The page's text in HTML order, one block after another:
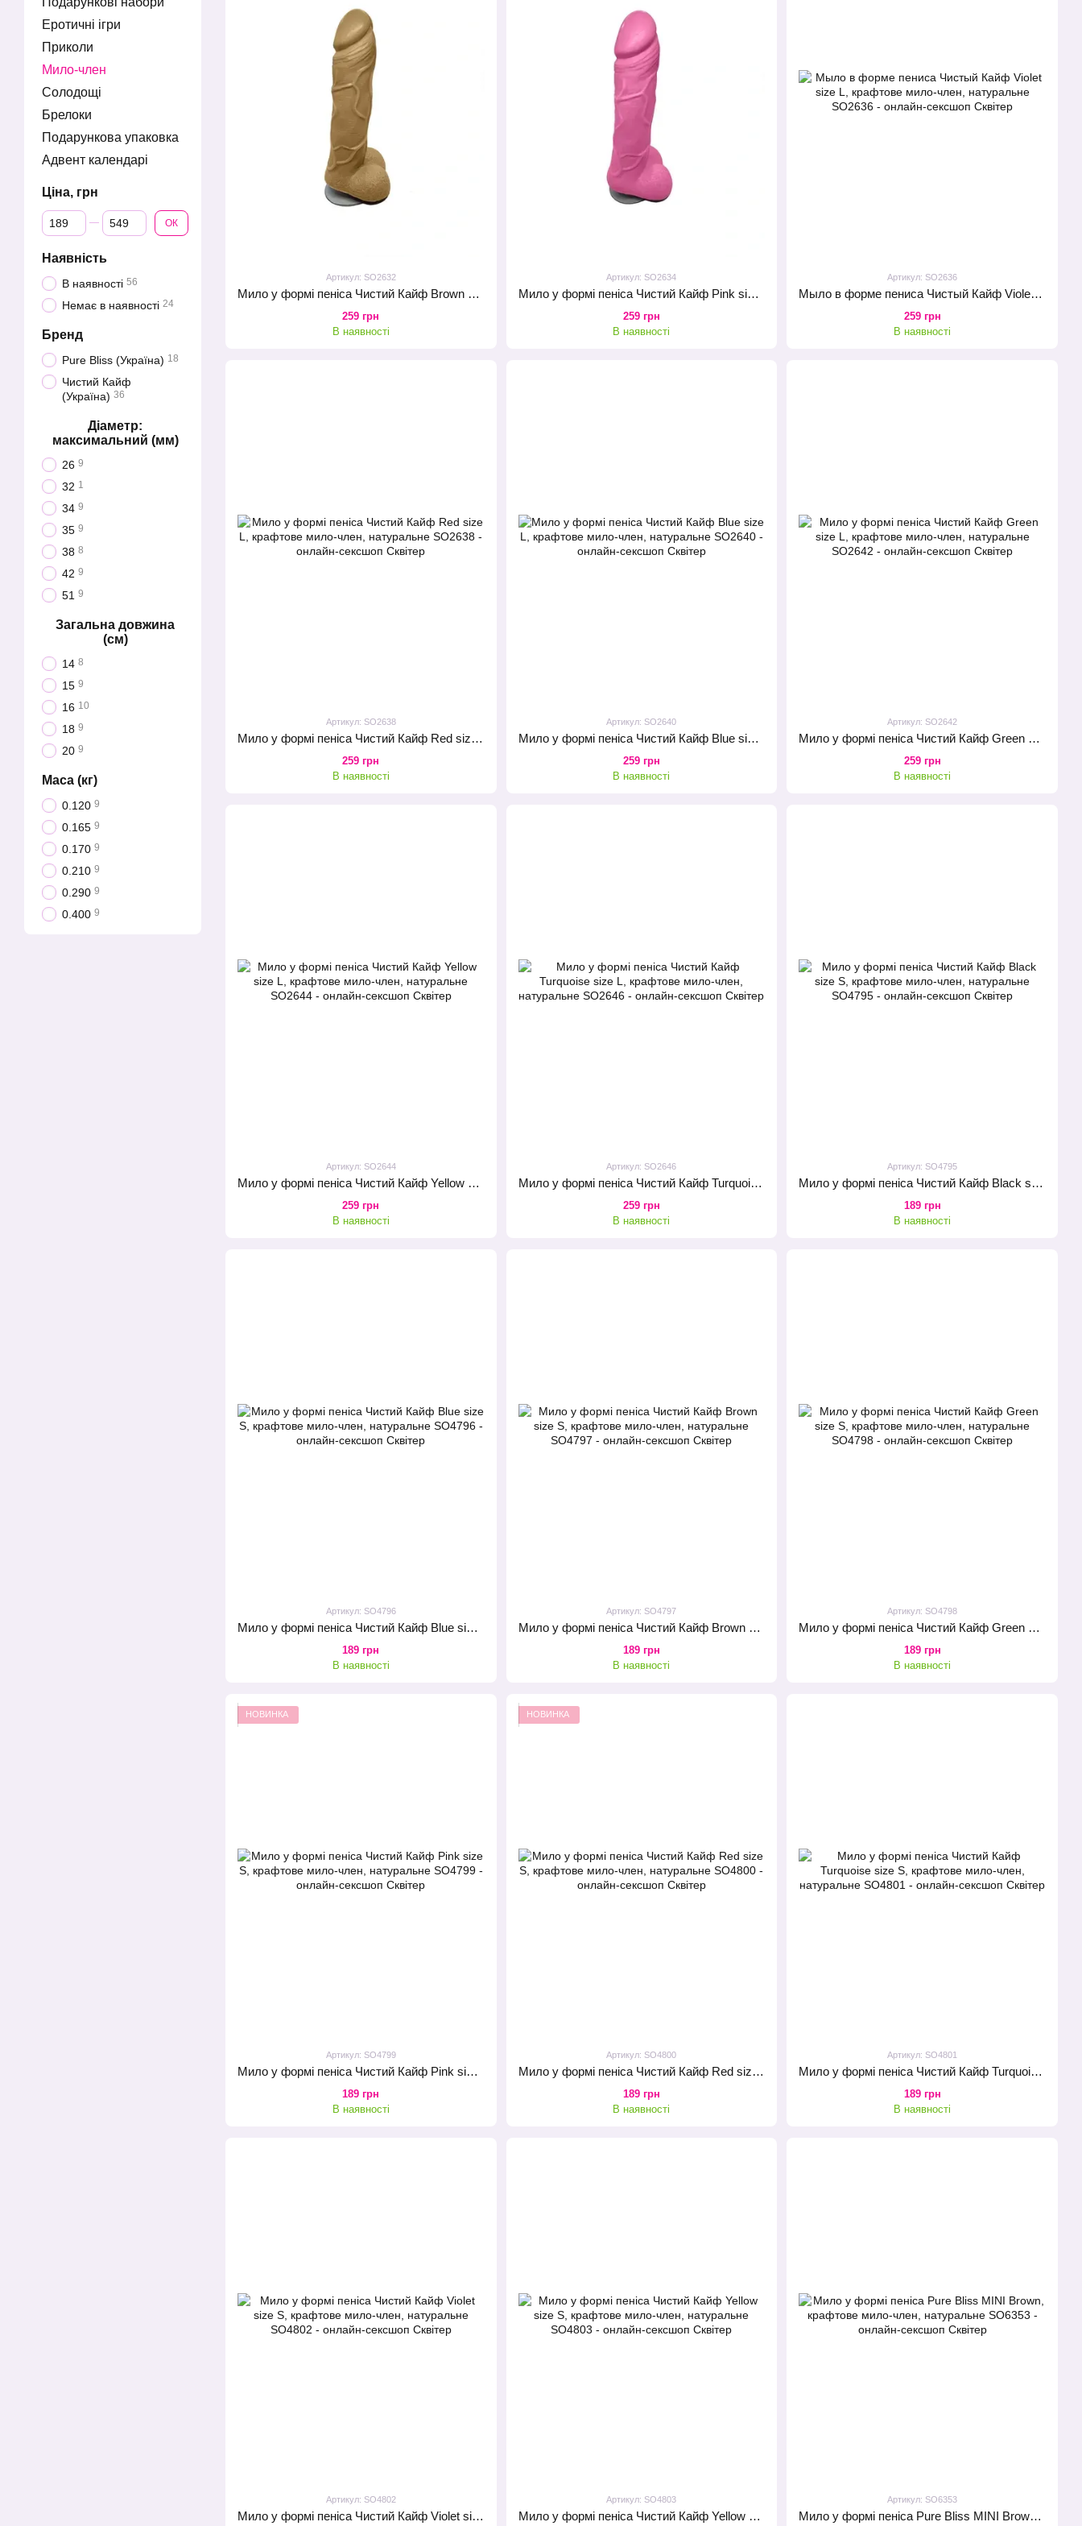
Артикул: SO2632
Мило у формі пеніса Чистий Кайф Brown size L, крафтове мило-член, натуральне
259 грн
В наявності
Артикул: SO2634
Мило у формі пеніса Чистий Кайф Pink size L, крафтове мило-член, натуральне
259 грн
В наявності
Артикул: SO2636
Мыло в форме пениса Чистый Кайф Violet size L, крафтове мило-член, натуральне
259 грн
В наявності
Артикул: SO2638
Мило у формі пеніса Чистий Кайф Red size L, крафтове мило-член, натуральне
259 грн
В наявності
Артикул: SO2640
Мило у формі пеніса Чистий Кайф Blue size L, крафтове мило-член, натуральне
259 грн
В наявності
Артикул: SO2642
Мило у формі пеніса Чистий Кайф Green size L, крафтове мило-член, натуральне
259 грн
В наявності
Артикул: SO2644
Мило у формі пеніса Чистий Кайф Yellow size L, крафтове мило-член, натуральне
259 грн
В наявності
Артикул: SO2646
Мило у формі пеніса Чистий Кайф Turquoise size L, крафтове мило-член, натуральне
259 грн
В наявності
Артикул: SO4795
Мило у формі пеніса Чистий Кайф Black size S, крафтове мило-член, натуральне
189 грн
В наявності
Артикул: SO4796
Мило у формі пеніса Чистий Кайф Blue size S, крафтове мило-член, натуральне
189 грн
В наявності
Артикул: SO4797
Мило у формі пеніса Чистий Кайф Brown size S, крафтове мило-член, натуральне
189 грн
В наявності
Артикул: SO4798
Мило у формі пеніса Чистий Кайф Green size S, крафтове мило-член, натуральне
189 грн
В наявності
НОВИНКА
Артикул: SO4799
Мило у формі пеніса Чистий Кайф Pink size S, крафтове мило-член, натуральне
189 грн
В наявності
НОВИНКА
Артикул: SO4800
Мило у формі пеніса Чистий Кайф Red size S, крафтове мило-член, натуральне
189 грн
В наявності
Артикул: SO4801
Мило у формі пеніса Чистий Кайф Turquoise size S, крафтове мило-член, натуральне
189 грн
В наявності
Артикул: SO4802
Мило у формі пеніса Чистий Кайф Violet size S, крафтове мило-член, натуральне
Артикул: SO4803
Мило у формі пеніса Чистий Кайф Yellow size S, крафтове мило-член, натуральне
Артикул: SO6353
Мило у формі пеніса Pure Bliss MINI Brown, крафтове мило-член, натуральне
Еротичні ігри
Приколи
Мило-член
Солодощі
Брелоки
Подарункова упаковка
Адвент календарі
Ціна, грн
Від Ціна, грн
До Ціна, грн ОК
Наявність
В наявності 56
Немає в наявності 24
Бренд
Pure Bliss (Україна) 18
Чистий Кайф
(Україна) 36
Діаметр:
максимальний (мм)
26 9
32 1
34 9
35 9
38 8
42 9
51 9
Загальна довжина
(см)
14 8
15 9
16 10
18 9
20 9
Маса (кг)
0.120 9
0.165 9
0.170 9
0.210 9
0.290 9
0.400 9